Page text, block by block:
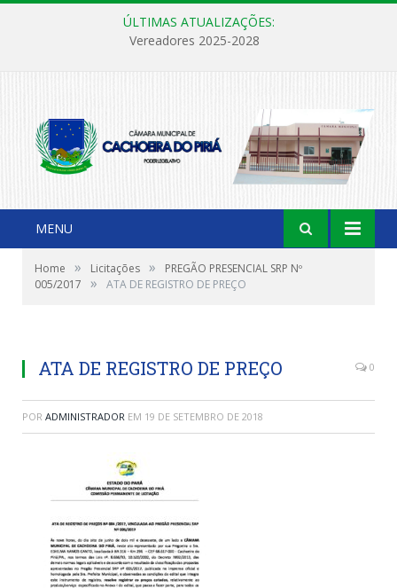
ÚLTIMAS ATUALIZAÇÕES:
Vereadores 2025-2028
MENU
Home » Licitações »
PREGÃO PRESENCIAL SRP Nº
005/2017
» ATA DE REGISTRO DE PREÇO
ATA DE REGISTRO DE PREÇO 0
POR ADMINISTRADOR EM 19 DE SETEMBRO DE 2018